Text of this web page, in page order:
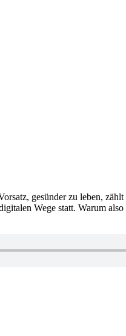
gesünder zu leben,
Wege statt. Warum